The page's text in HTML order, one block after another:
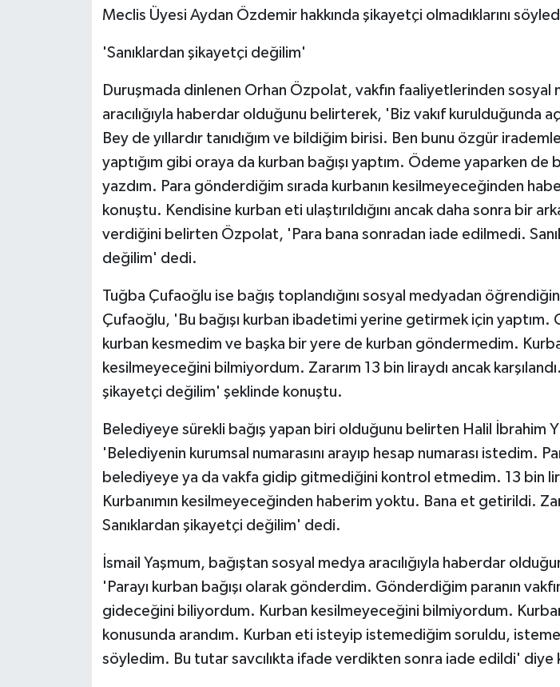
Meclis Üyesi Aydan Özdemir hakkında şikayetçi olmadıklarını
'Sanıklardan şikayetçi değilim'
Duruşmada dinlenen Orhan Özpolat, vakfın faaliyetlerinden sosyal
aracılığıyla haberdar olduğunu belirterek, 'Biz vakıf kurulduğunda
Bey de yıllardır tanıdığım ve bildiğim birisi. Ben bunu özgür
yaptığım gibi oraya da kurban bağışı yaptım. Ödeme yaparken de
yazdım. Para gönderdiğim sırada kurbanın kesilmeyeceğinden
konuştu. Kendisine kurban eti ulaştırıldığını ancak daha sonra bir
verdiğini belirten Özpolat, 'Para bana sonradan iade edilmedi.
değilim' dedi.
Tuğba Çufaoğlu ise bağış toplandığını sosyal medyadan
Çufaoğlu, 'Bu bağışı kurban ibadetimi yerine getirmek için yaptım.
kurban kesmedim ve başka bir yere de kurban göndermedim.
kesilmeyeceğini bilmiyordum. Zararım 13 bin liraydı ancak
şikayetçi değilim' şeklinde konuştu.
Belediyeye sürekli bağış yapan biri olduğunu belirten Halil İbrahim
'Belediyenin kurumsal numarasını arayıp hesap numarası istedim.
belediyeye ya da vakfa gidip gitmediğini kontrol etmedim. 13 bin
Kurbanımın kesilmeyeceğinden haberim yoktu. Bana et getirildi.
Sanıklardan şikayetçi değilim' dedi.
İsmail Yaşmum, bağıştan sosyal medya aracılığıyla haberdar
'Parayı kurban bağışı olarak gönderdim. Gönderdiğim paranın
gideceğini biliyordum. Kurban kesilmeyeceğini bilmiyordum.
konusunda arandım. Kurban eti isteyip istemediğim soruldu,
söyledim. Bu tutar savcılıkta ifade verdikten sonra iade edildi' diye